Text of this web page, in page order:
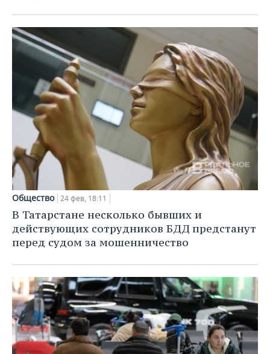
Общество 24 фев, 18:11
В Татарстане несколько бывших и
действующих сотрудников БДД предстанут
перед судом за мошенничество